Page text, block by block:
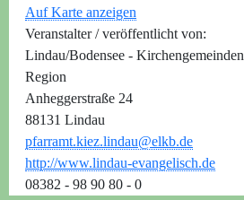
Auf Karte anzeigen
Veranstalter / veröffentlicht von:
Lindau/Bodensee - Kirchengemeinden
Region
Anheggerstraße 24
88131 Lindau
pfarramt.kiez.lindau@elkb.de
http://www.lindau-evangelisch.de
08382 - 98 90 80 - 0